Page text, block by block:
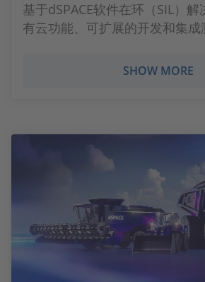
基于dSPACE软件在环（SIL）
有云功能、可扩展的开发和集成
SHOW MORE